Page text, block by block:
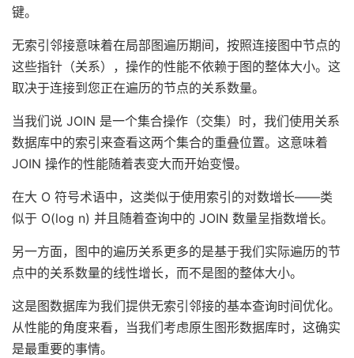
键。
无索引邻接意味着在局部图遍历期间，按照连接图中节点的
这些指针（关系），操作的性能不依赖于图的整体大小。这
取决于连接到您正在遍历的节点的关系数量。
当我们说 JOIN 是一个集合操作（​​交集）时，我们使用关系
数据库中的索引来查看这两个集合的重叠位置。这意味着
JOIN 操作的性能随着表变大而开始变慢。
在大 O 符号术语中，这类似于使用索引的对数增长——类
似于 O(log n) 并且随着查询中的 JOIN 数量呈指数增长。
另一方面，图中的遍历关系更多的是基于我们实际遍历的节
点中的关系数量的线性增长，而不是图的整体大小。
这是图数据库为我们提供无索引邻接的基本查询时间优化。
从性能的角度来看，当我们考虑原生图形数据库时，这确实
是最重要的事情。